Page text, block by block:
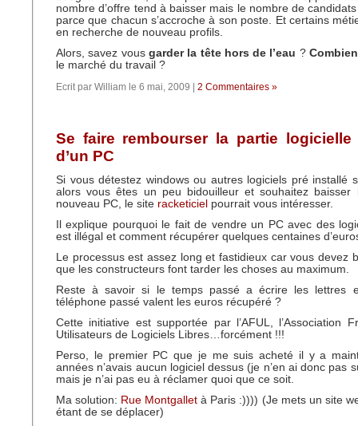
nombre d’offre tend à baisser mais le nombre de
parce que chacun s’accroche à son poste. Et certains
en recherche de nouveau profils.
Alors, savez vous garder la tête hors de l’eau ?
le marché du travail ?
Ecrit par William le 6 mai, 2009 | 2 Commentaires »
Se faire rembourser la partie logicielle
d’un PC
Si vous détestez windows ou autres logiciels pré installé
alors vous êtes un peu bidouilleur et souhaitez
nouveau PC, le site racketiciel pourrait vous intéresser.
Il explique pourquoi le fait de vendre un PC avec des
est illégal et comment récupérer quelques centaines
Le processus est assez long et fastidieux car vous devez
que les constructeurs font tarder les choses au maximum.
Reste à savoir si le temps passé a écrire les lettres
téléphone passé valent les euros récupéré ?
Cette initiative est supportée par l’AFUL, l’Association
Utilisateurs de Logiciels Libres…forcément !!!
Perso, le premier PC que je me suis acheté il y a
années n’avais aucun logiciel dessus (je n’en ai donc pas
mais je n’ai pas eu à réclamer quoi que ce soit.
Ma solution: Rue Montgallet à Paris :)))) (Je mets un site
étant de se déplacer)